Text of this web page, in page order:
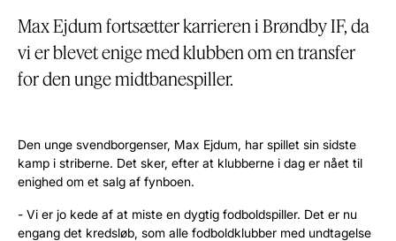
Max Ejdum fortsætter karrieren i Brøndby IF, da
vi er blevet enige med klubben om en transfer
for den unge midtbanespiller.
Den unge svendborgenser, Max Ejdum, har spillet sin sidste
kamp i striberne. Det sker, efter at klubberne i dag er nået til
enighed om et salg af fynboen.
- Vi er jo kede af at miste en dygtig fodboldspiller. Det er nu
engang det kredsløb, som alle fodboldklubber med undtagelse